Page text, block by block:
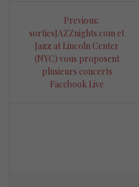
Navigation
l’article
Previous:
post:
sortiesJAZZnights.com et
Jazz at Lincoln Center
(NYC) vous proposent
plusieurs concerts
Facebook Live